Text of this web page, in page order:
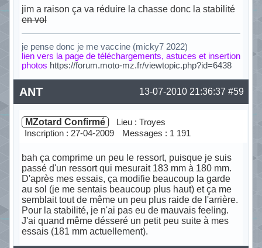
jim a raison ça va réduire la chasse donc la stabilité
en vol
je pense donc je me vaccine (micky7 2022)
lien vers la page de téléchargements, astuces et insertion
photos https://forum.moto-mz.fr/viewtopic.php?id=6438
Hors ligne #59
13-07-2010 21:36:37
ANT
MZotard Confirmé
Lieu : Troyes
Inscription : 27-04-2009
Messages : 1 191
bah ça comprime un peu le ressort, puisque je suis
passé d'un ressort qui mesurait 183 mm à 180 mm.
D'après mes essais, ça modifie beaucoup la garde
au sol (je me sentais beaucoup plus haut) et ça me
semblait tout de même un peu plus raide de l'arrière.
Pour la stabilité, je n'ai pas eu de mauvais feeling.
J'ai quand même désseré un petit peu suite à mes
essais (181 mm actuellement).